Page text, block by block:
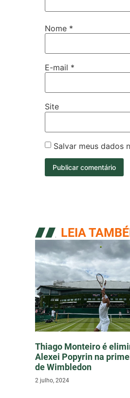
Nome *
E-mail *
Site
Salvar meus dados
LEIA
Thiago Monteiro é
Alexei Popyrin na
de Wimbledon
2 julho, 2024